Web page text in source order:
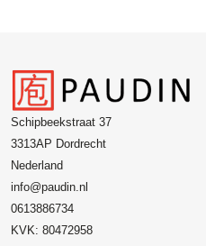
Schipbeekstraat 37
3313AP Dordrecht
Nederland
info@paudin.nl
0613886734
KVK: 80472958